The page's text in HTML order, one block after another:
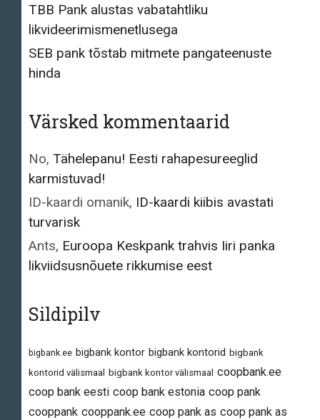
TBB Pank alustas vabatahtliku
likvideerimismenetlusega
SEB pank tõstab mitmete pangateenuste
hinda
Värsked kommentaarid
No, Tähelepanu! Eesti rahapesureeglid
karmistuvad!
ID-kaardi omanik, ID-kaardi kiibis avastati
turvarisk
Ants, Euroopa Keskpank trahvis Iiri panka
likviidsusnõuete rikkumise eest
Sildipilv
bigbank.ee bigbank kontor bigbank kontorid bigbank
kontorid välismaal bigbank kontor välismaal coopbank.ee
coop bank eesti coop bank estonia coop pank
cooppank cooppank.ee coop pank as coop pank as